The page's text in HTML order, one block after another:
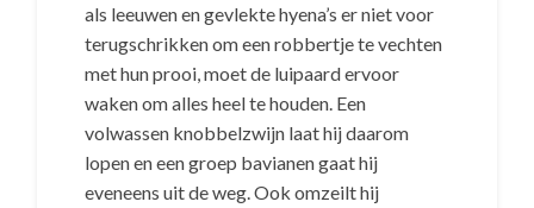
als leeuwen en gevlekte hyena’s er niet voor
terugschrikken om een robbertje te vechten
met hun prooi, moet de luipaard ervoor
waken om alles heel te houden. Een
volwassen knobbelzwijn laat hij daarom
lopen en een groep bavianen gaat hij
eveneens uit de weg. Ook omzeilt hij